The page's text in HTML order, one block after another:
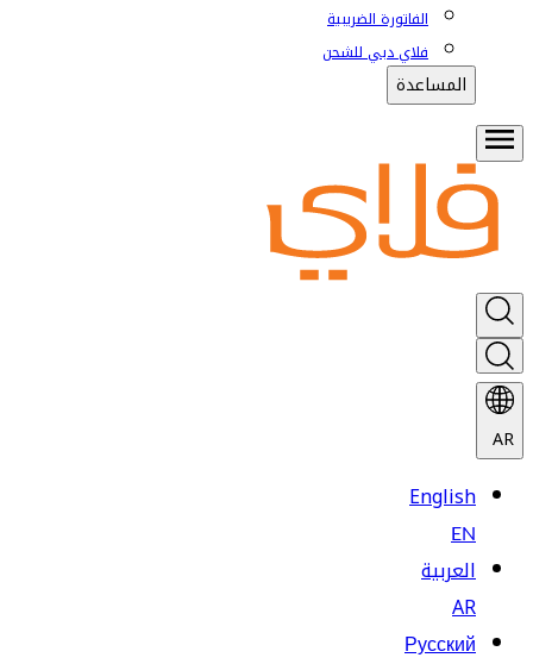
الفاتورة الضريبية
فلاي دبي للشحن
المساعدة
AR
English
EN
العربية
AR
Русский